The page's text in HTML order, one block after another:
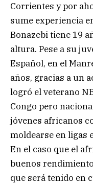
Corrientes y por
sume experiencia
Bonazebi tiene 19
altura. Pese a su
Español, en el
años, gracias a un
logró el veterano
Congo pero
jóvenes africanos
moldearse en ligas
En el caso que el
buenos
que será tenido en